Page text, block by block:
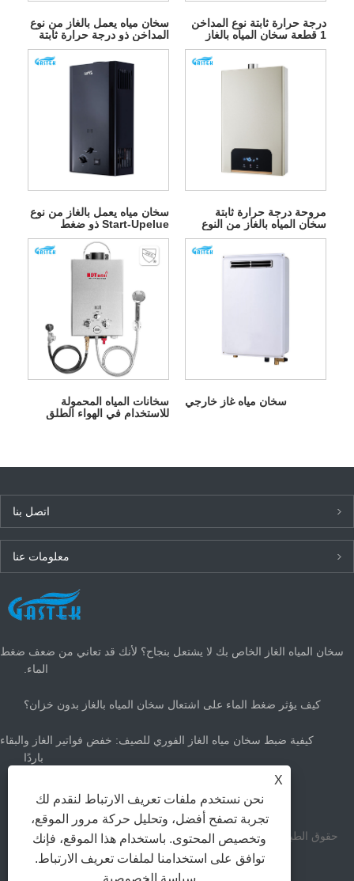
سخان مياه يعمل بالغاز من نوع
المداخن ذو درجة حرارة ثابتة
يعمل بالكهرباء
درجة حرارة ثابتة نوع المداخن
1 قطعة سخان المياه بالغاز
البطارية
سخان مياه يعمل بالغاز من نوع
Start-Upelue ذو ضغط
منخفض للمياه
مروحة درجة حرارة ثابتة
سخان المياه بالغاز من النوع
القسري
سخانات المياه المحمولة
للاستخدام في الهواء الطلق
سخان مياه غاز خارجي
اتصل بنا
معلومات عنا
أحدث الأخبار
سخان المياه الغاز الخاص بك لا يشتعل بنجاح؟ لأنك قد تعاني من ضعف ضغط
الماء.
كيف يؤثر ضغط الماء على اشتعال سخان المياه بالغاز بدون خزان؟
كيفية ضبط سخان مياه الغاز الفوري للصيف: خفض فواتير الغاز والبقاء
باردًا
ما هو حجم سخان الماء الساخن الغاز الذي تحتاجه؟
حقوق الطبع والنشر Zhongshan Gastek Home Appliance Company
Limited جميع الحقوق محفوظة.
X
نحن نستخدم ملفات تعريف الارتباط لنقدم لك
تجربة تصفح أفضل، وتحليل حركة مرور الموقع،
وتخصيص المحتوى. باستخدام هذا الموقع، فإنك
توافق على استخدامنا لملفات تعريف الارتباط.
سياسة الخصوصية